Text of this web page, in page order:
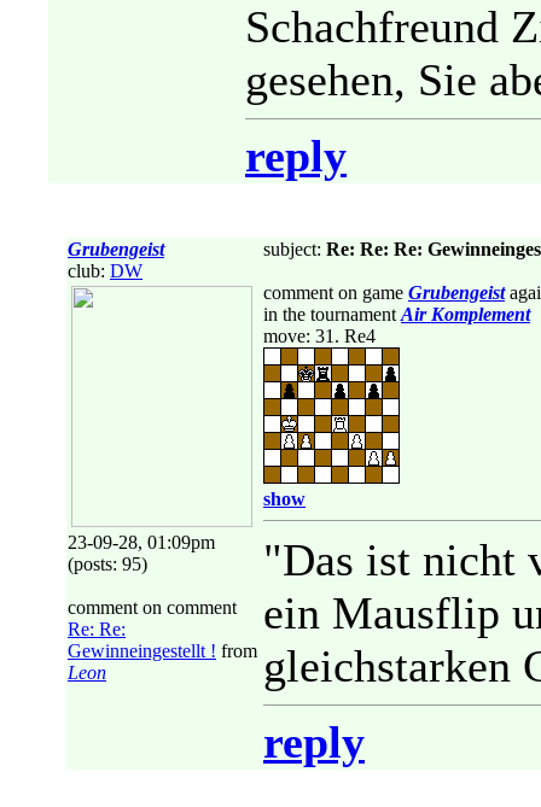
Schachfreund
gesehen, Sie
reply
Grubengeist
club: DW
23-09-28, 01:09pm
(posts: 95)
comment on comment
Re: Re:
Gewinneingestellt ! from
Leon
subject: Re: Re: Re:
comment on game Grubengeist
in the tournament Air Komplement
move: 31. Re4
show
"Das ist nicht
ein Mausflip
gleichstarken
reply